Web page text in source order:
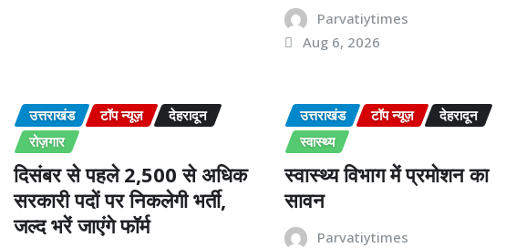
Parvatiytimes
Aug 6, 2026
उत्तराखंड टॉप न्यूज़
देहरादून
रोज़गार
दिसंबर से पहले 2,500 से अधिक
सरकारी पदों पर निकलेगी भर्ती,
जल्द भरें जाएंगे फॉर्म
उत्तराखंड टॉप न्यूज़
देहरादून
स्वास्थ्य
स्वास्थ्य विभाग में प्रमोशन का
सावन
Parvatiytimes